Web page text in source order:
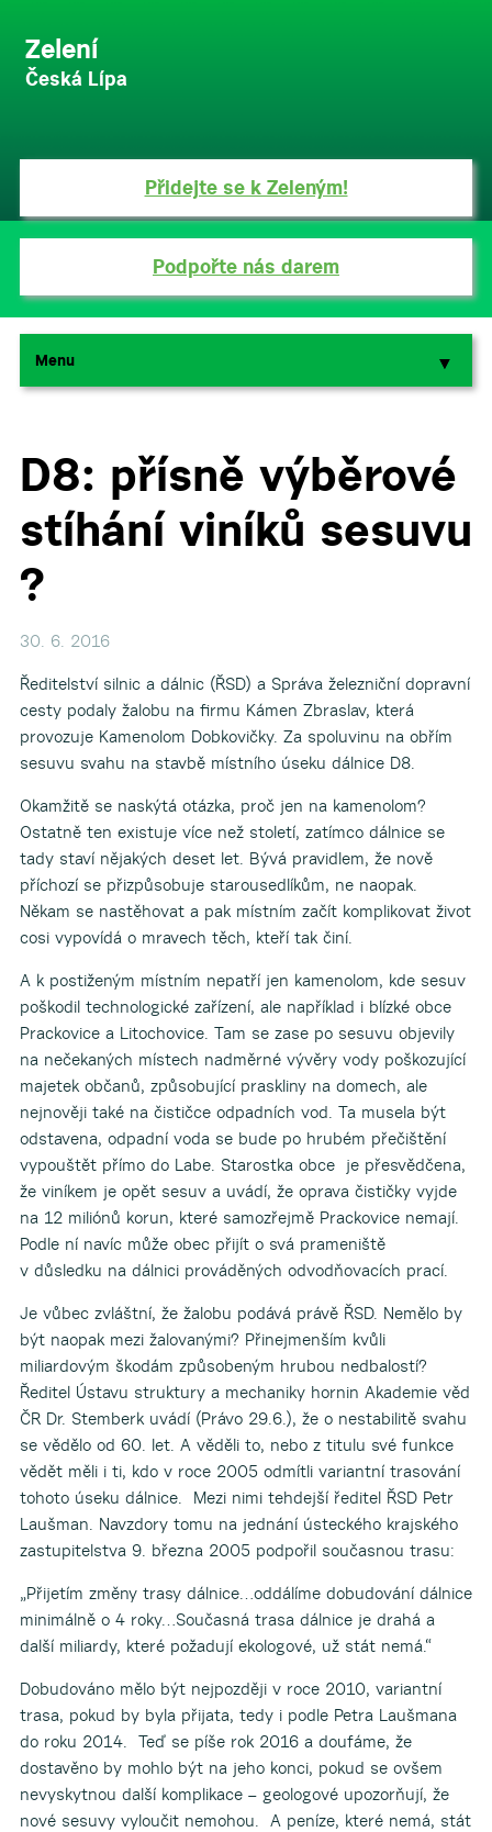
Zelení
Česká Lípa
Přidejte se k Zeleným!
Podpořte nás darem
Menu ▼
▼
D8: přísně výběrové
stíhání viníků sesuvu
?
30. 6. 2016
Ředitelství silnic a dálnic (ŘSD) a Správa železniční dopravní
cesty podaly žalobu na firmu Kámen Zbraslav, která
provozuje Kamenolom Dobkovičky. Za spoluvinu na obřím
sesuvu svahu na stavbě místního úseku dálnice D8.
Okamžitě se naskýtá otázka, proč jen na kamenolom?
Ostatně ten existuje více než století, zatímco dálnice se
tady staví nějakých deset let. Bývá pravidlem, že nově
příchozí se přizpůsobuje starousedlíkům, ne naopak.
Někam se nastěhovat a pak místním začít komplikovat život
cosi vypovídá o mravech těch, kteří tak činí.
A k postiženým místním nepatří jen kamenolom, kde sesuv
poškodil technologické zařízení, ale například i blízké obce
Prackovice a Litochovice. Tam se zase po sesuvu objevily
na nečekaných místech nadměrné vývěry vody poškozující
majetek občanů, způsobující praskliny na domech, ale
nejnověji také na čističce odpadních vod. Ta musela být
odstavena, odpadní voda se bude po hrubém přečištění
vypouštět přímo do Labe. Starostka obce je přesvědčena,
že viníkem je opět sesuv a uvádí, že oprava čističky vyjde
na 12 miliónů korun, které samozřejmě Prackovice nemají.
Podle ní navíc může obec přijít o svá prameniště
v důsledku na dálnici prováděných odvodňovacích prací.
Je vůbec zvláštní, že žalobu podává právě ŘSD. Nemělo by
být naopak mezi žalovanými? Přinejmenším kvůli
miliardovým škodám způsobeným hrubou nedbalostí?
Ředitel Ústavu struktury a mechaniky hornin Akademie věd
ČR Dr. Stemberk uvádí (Právo 29.6.), že o nestabilitě svahu
se vědělo od 60. let. A věděli to, nebo z titulu své funkce
vědět měli i ti, kdo v roce 2005 odmítli variantní trasování
tohoto úseku dálnice. Mezi nimi tehdejší ředitel ŘSD Petr
Laušman. Navzdory tomu na jednání ústeckého krajského
zastupitelstva 9. března 2005 podpořil současnou trasu:
„Přijetím změny trasy dálnice…oddálíme dobudování dálnice
minimálně o 4 roky…Současná trasa dálnice je drahá a
další miliardy, které požadují ekologové, už stát nemá.“
Dobudováno mělo být nejpozději v roce 2010, variantní
trasa, pokud by byla přijata, tedy i podle Petra Laušmana
do roku 2014. Teď se píše rok 2016 a doufáme, že
dostavěno by mohlo být na jeho konci, pokud se ovšem
nevyskytnou další komplikace – geologové upozorňují, že
nové sesuvy vyloučit nemohou. A peníze, které nemá, stát